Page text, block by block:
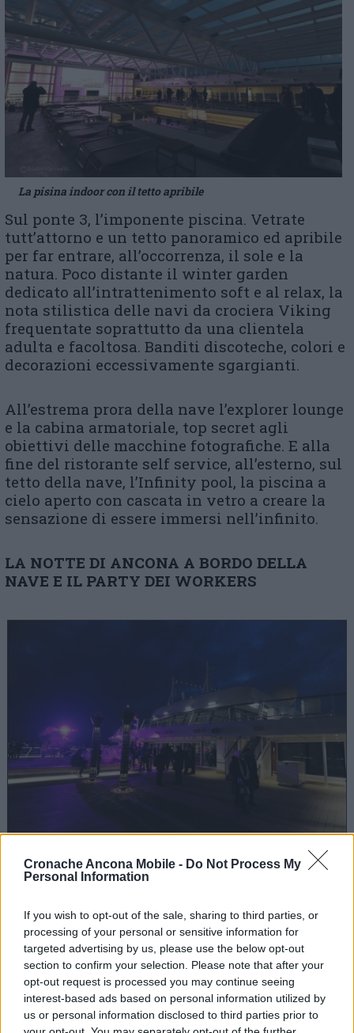
Cronache Ancona Mobile - Do Not Process My
Personal Information
If you wish to opt-out of the sale, sharing to third parties, or
processing of your personal or sensitive information for
targeted advertising by us, please use the below opt-out
section to confirm your selection. Please note that after your
opt-out request is processed you may continue seeing
interest-based ads based on personal information utilized by
us or personal information disclosed to third parties prior to
La pisina indoor con il tetto apribile
Sul ponte 3, l’imponente piscina. Vetrate
tutt’attorno e un tetto panoramico ed apribile
per far entrare, all’occorrenza, il sole e la
natura. Poco distante il winter garden
dedicato all’intrattenimento soft e al relax, la
nota stilistica delle navi da crociera Viking
frequentate soprattutto da una clientela
adulta e facoltosa. Banditi discoteche, colori e
decorazioni eccessivamente sgargianti.
All’estrema prora della nave l’explorer lounge
e la cabina armatoriale, top secret agli
obiettivi delle macchine fotografiche. E alla
fine del ristorante self service, all’esterno, sul
tetto della nave, l’Infinity pool, la piscina a
cielo aperto con cascata in vetro a creare la
sensazione di essere immersi nell’infinito.
LA NOTTE DI ANCONA A BORDO DELLA
NAVE E IL PARTY DEI WORKERS
Nella notte di Ancona, brilla il duomo ed i
flash dei visitatori ad immortalare il
affacciarci in alcune delle 465 cabine, che
possono ospitare 930 passeggeri, tutte fornite
di balcony e tutte rispettose dei parametri
delle navi comfort class, poche vibrazioni e
pochi rumori, dalle standard alle junior suite,
alle corner suite fino alle suite di lusso. Gli
alloggi arrivano a 747 con quelli